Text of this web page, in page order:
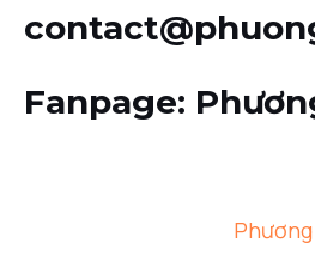
Fanpage: